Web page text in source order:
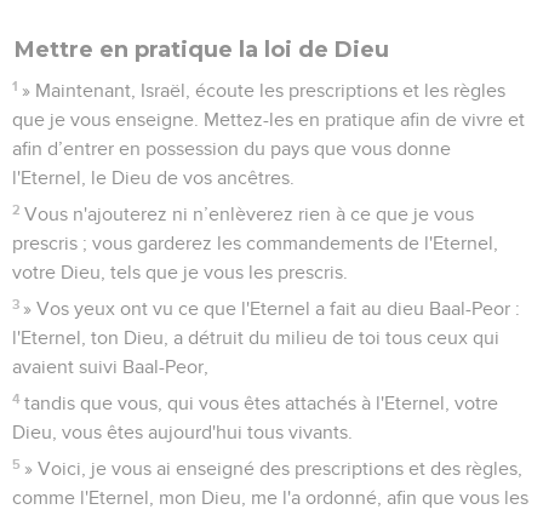
Mettre en pratique la loi de Dieu
1 » Maintenant, Israël, écoute les prescriptions et les règles
que je vous enseigne. Mettez-les en pratique afin de vivre et
afin d’entrer en possession du pays que vous donne
l'Eternel, le Dieu de vos ancêtres.
2 Vous n'ajouterez ni n’enlèverez rien à ce que je vous
prescris ; vous garderez les commandements de l'Eternel,
votre Dieu, tels que je vous les prescris.
3 » Vos yeux ont vu ce que l'Eternel a fait au dieu Baal-Peor :
l'Eternel, ton Dieu, a détruit du milieu de toi tous ceux qui
avaient suivi Baal-Peor,
4 tandis que vous, qui vous êtes attachés à l'Eternel, votre
Dieu, vous êtes aujourd'hui tous vivants.
5 » Voici, je vous ai enseigné des prescriptions et des règles,
comme l'Eternel, mon Dieu, me l'a ordonné, afin que vous les